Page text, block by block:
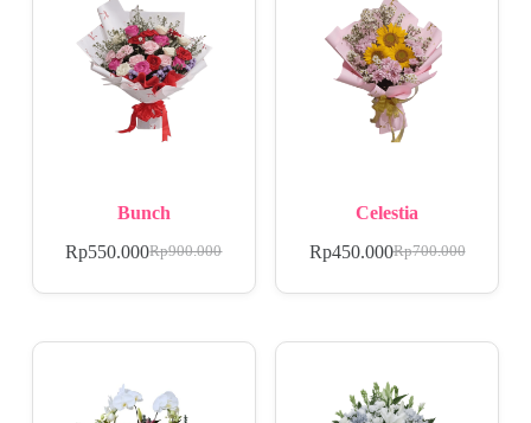
Bunch
Rp900.000
Rp550.000
Celestia
Rp700.000
Rp450.000